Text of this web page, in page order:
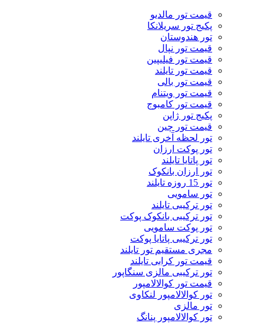
قیمت تور مالدیو
پکیج تور سریلانکا
تور هندوستان
قیمت تور نپال
قیمت تور فیلیپین
قیمت تور تایلند
قیمت تور بالی
قیمت تور ویتنام
قیمت تور کامبوج
پکیج تور ژاپن
قیمت تور چین
تور لحظه آخری تایلند
تور پوکت ارزان
تور پاتايا تايلند
تور ارزان بانکوک
تور 15 روزه تایلند
تور سامویی
تور ترکیبی تایلند
تور ترکیبی بانکوک پوکت
تور پوکت سامویی
تور ترکیبی پاتایا پوکت
مجری مستقیم تور تایلند
قیمت تور کرابی تایلند
تور ترکیبی مالزی سنگاپور
قیمت تور کوالالامپور
تور کوالالامپور لنکاوی
تور مالزی
تور کوالالامپور پنانگ